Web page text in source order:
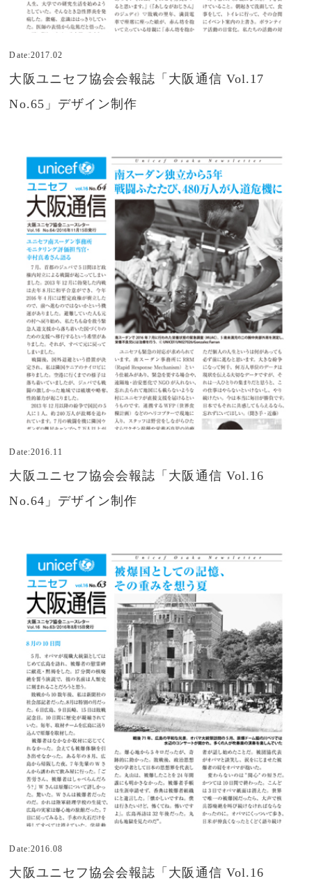
Date:2017.02
大阪ユニセフ協会会報誌「大阪通信 Vol.17
No.65」デザイン制作
Date:2016.11
大阪ユニセフ協会会報誌「大阪通信 Vol.16
No.64」デザイン制作
Date:2016.08
大阪ユニセフ協会会報誌「大阪通信 Vol.16